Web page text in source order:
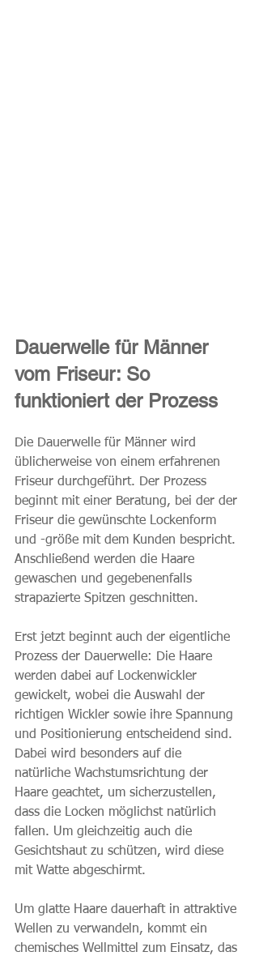
Dauerwelle für Männer
vom Friseur: So
funktioniert der Prozess
Die Dauerwelle für Männer wird
üblicherweise von einem erfahrenen
Friseur durchgeführt. Der Prozess
beginnt mit einer Beratung, bei der der
Friseur die gewünschte Lockenform
und -größe mit dem Kunden bespricht.
Anschließend werden die Haare
gewaschen und gegebenenfalls
strapazierte Spitzen geschnitten.
Erst jetzt beginnt auch der eigentliche
Prozess der Dauerwelle: Die Haare
werden dabei auf Lockenwickler
gewickelt, wobei die Auswahl der
richtigen Wickler sowie ihre Spannung
und Positionierung entscheidend sind.
Dabei wird besonders auf die
natürliche Wachstumsrichtung der
Haare geachtet, um sicherzustellen,
dass die Locken möglichst natürlich
fallen. Um gleichzeitig auch die
Gesichtshaut zu schützen, wird diese
mit Watte abgeschirmt.
Um glatte Haare dauerhaft in attraktive
Wellen zu verwandeln, kommt ein
chemisches Wellmittel zum Einsatz, das